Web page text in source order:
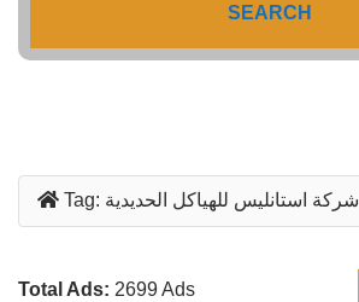
SEARCH
Tag: شركة استانليس للهياكل الحديدية
Total Ads: 2699 Ads